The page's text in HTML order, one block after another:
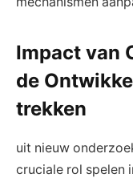
Impact van
de
trekken
uit nieuw
cruciale rol spelen